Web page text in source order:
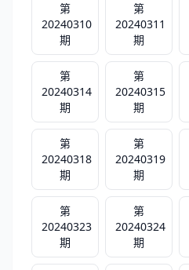
第
20240310
期
第
20240311
期
第
20240314
期
第
20240315
期
第
20240318
期
第
20240319
期
第
20240323
期
第
20240324
期